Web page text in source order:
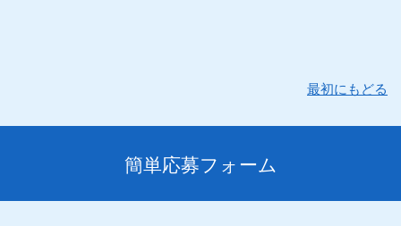
最初にもどる
簡単応募フォーム